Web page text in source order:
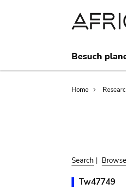
Besuch
Home
Search | Browse
Tw47749